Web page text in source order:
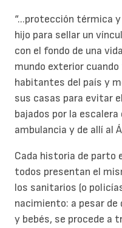
“...protección térmica
hijo para sellar un
con el fondo de una
mundo exterior
habitantes del país y
sus casas para evitar
bajados por la
ambulancia y de allí al
Cada historia de parto
todos presentan el
los sanitarios (o
nacimiento: a pesar de
y bebés, se procede a